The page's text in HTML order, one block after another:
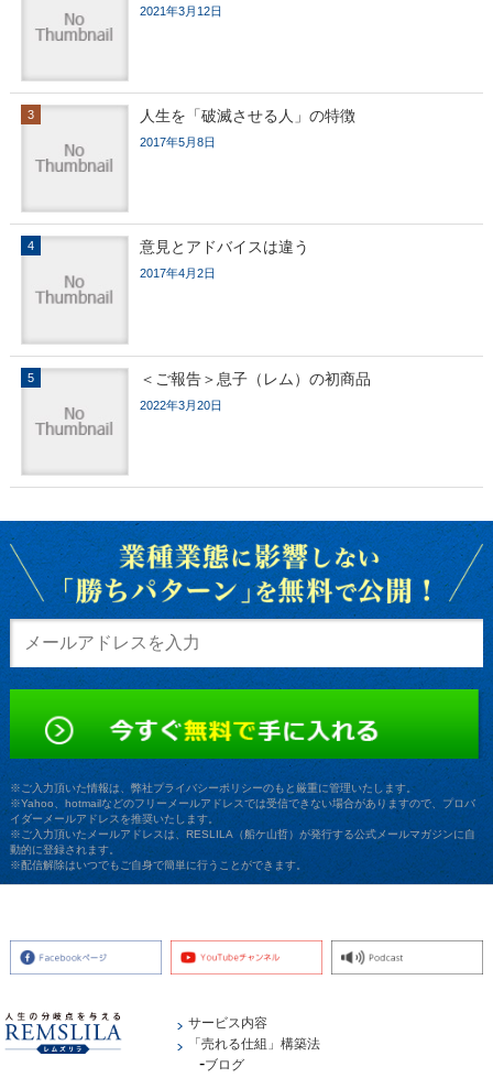
2021年3月12日
人生を「破滅させる人」の特徴
2017年5月8日
意見とアドバイスは違う
2017年4月2日
＜ご報告＞息子（レム）の初商品
2022年3月20日
※ご入力頂いた情報は、弊社プライバシーポリシーのもと厳重に管理いたします。
※Yahoo、hotmailなどのフリーメールアドレスでは受信できない場合がありますので、プロバ
イダーメールアドレスを推奨いたします。
※ご入力頂いたメールアドレスは、RESLILA（船ケ山哲）が発行する公式メールマガジンに自
動的に登録されます。
※配信解除はいつでもご自身で簡単に行うことができます。
サービス内容
「売れる仕組」構築法
ブログ